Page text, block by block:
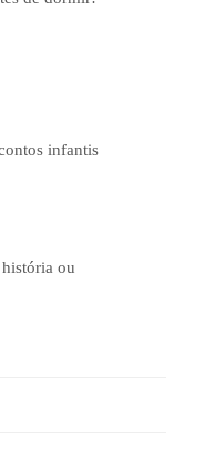
infantis
ou